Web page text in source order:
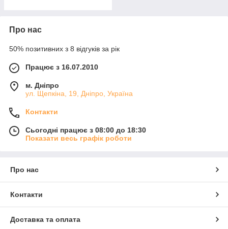
Про нас
50% позитивних з 8 відгуків за рік
Працює з 16.07.2010
м. Дніпро
ул. Щепкіна, 19, Дніпро, Україна
Контакти
Сьогодні працює з 08:00 до 18:30
Показати весь графік роботи
Про нас
Контакти
Доставка та оплата